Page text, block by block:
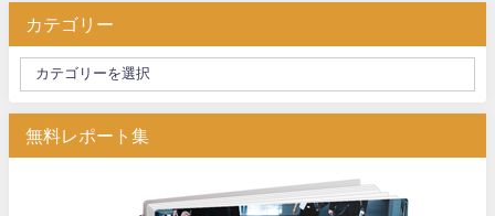
カテゴリー
無料レポート集